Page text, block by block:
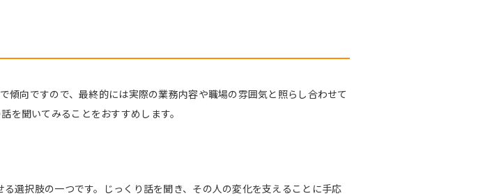
向ですので、最終的には実際の業務内容や職場の雰囲気と照らし合わせて
を聞いてみることをおすすめします。
選択肢の一つです。じっくり話を聞き、その人の変化を支えることに手応